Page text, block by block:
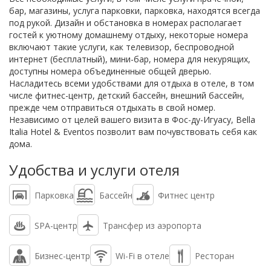
бар, магазины, услуга парковки, парковка, находятся всегда
под рукой. Дизайн и обстановка в номерах располагает
гостей к уютному домашнему отдыху, некоторые номера
включают такие услуги, как телевизор, беспроводной
интернет (бесплатный), мини-бар, номера для некурящих,
доступны номера объединенные общей дверью.
Насладитесь всеми удобствами для отдыха в отеле, в том
числе фитнес-центр, детский бассейн, внешний бассейн,
прежде чем отправиться отдыхать в свой номер.
Независимо от целей вашего визита в Фос-ду-Игуасу, Bella
Italia Hotel & Eventos позволит вам почувствовать себя как
дома.
Удобства и услуги отеля
Парковка Бассейн Фитнес центр
SPA-центр Трансфер из аэропорта
Бизнес-центр Wi-Fi в отеле Ресторан